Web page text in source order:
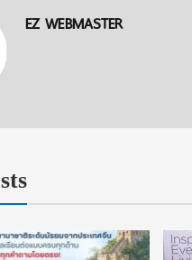
EZ WEBMASTER